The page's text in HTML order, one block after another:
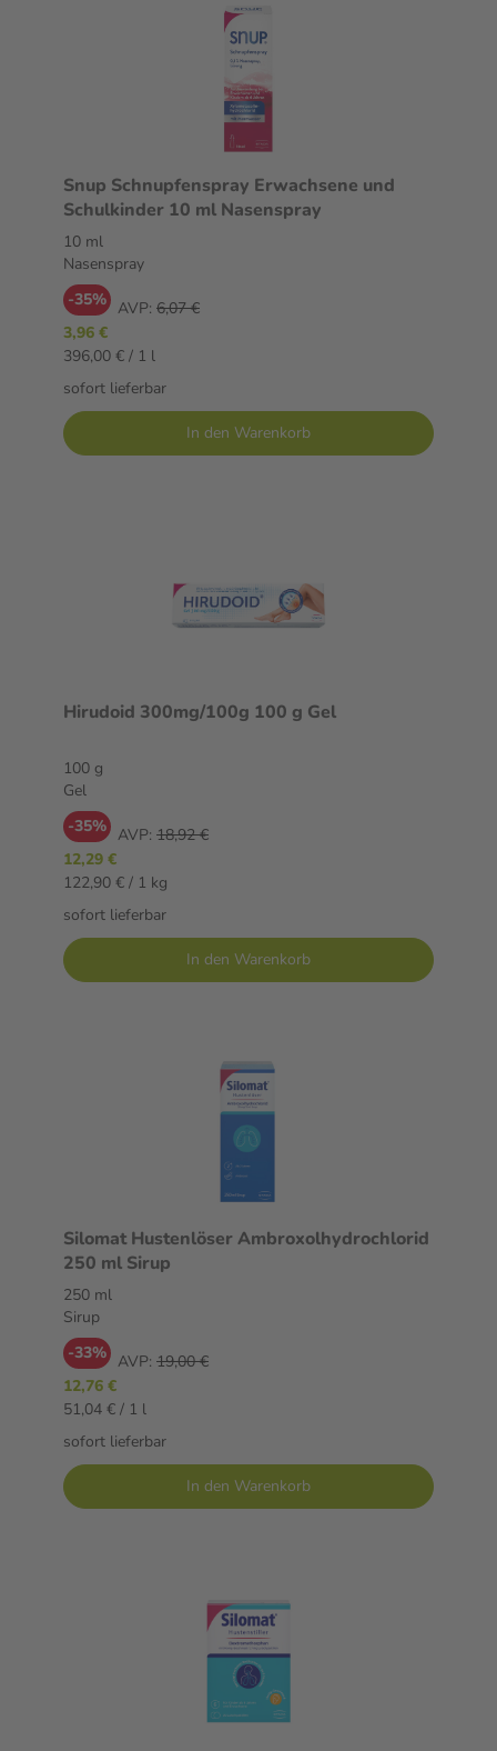
Snup Schnupfenspray Erwachsene und
Schulkinder 10 ml Nasenspray
10 ml
Nasenspray
-35% AVP: 6,07 €
3,96 €
396,00 € / 1 l
sofort lieferbar
In den Warenkorb
Hirudoid 300mg/100g 100 g Gel
100 g
Gel
-35% AVP: 18,92 €
12,29 €
122,90 € / 1 kg
sofort lieferbar
In den Warenkorb
Silomat Hustenlöser Ambroxolhydrochlorid
250 ml Sirup
250 ml
Sirup
-33% AVP: 19,00 €
12,76 €
51,04 € / 1 l
sofort lieferbar
In den Warenkorb